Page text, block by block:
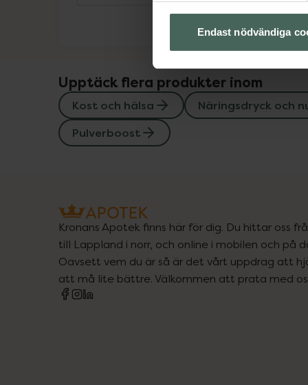
Endast nödvändiga
Upptäck flera produkter inom
Kost och hälsa Näringsdryck och
Pulverboost
Kronans Apotek finns här för dig. Du hittar oss
till Lappland i norr, och online i mobilen och på
Oavsett vem du är så är det vårt uppdrag att
att må lite bättre. Välkommen att prata med